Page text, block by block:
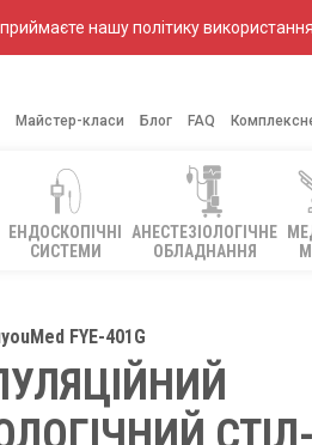
нашу політику
Майстер-класи Блог FAQ
ЕНДОСКОПІЧНІ
СИСТЕМИ
АНЕСТЕЗІОЛОГІЧНЕ
ОБЛАДНАННЯ
FYE-401G